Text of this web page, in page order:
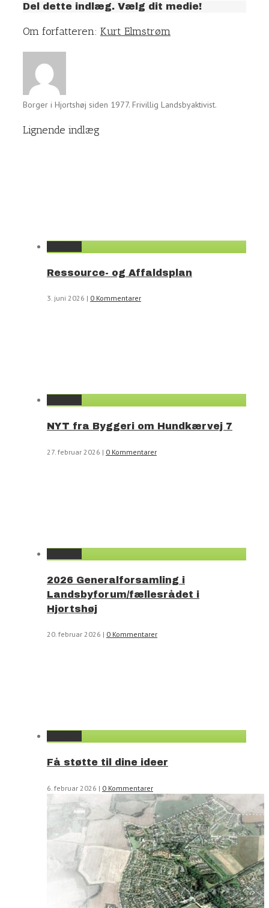
Del dette indlæg. Vælg dit medie!
Facebook
Twitter
Linkedin
Reddit
Tumblr
Google+
Pinterest
Vk
Email
Om forfatteren: Kurt Elmstrøm
Borger i Hjortshøj siden 1977. Frivillig Landsbyaktivist.
Lignende indlæg
Ressource- og Affaldsplan
3. juni 2026 | 0 Kommentarer
NYT fra Byggeri om Hundkærvej 7
27. februar 2026 | 0 Kommentarer
2026 Generalforsamling i
Landsbyforum/fællesrådet i
Hjortshøj
20. februar 2026 | 0 Kommentarer
Få støtte til dine ideer
6. februar 2026 | 0 Kommentarer